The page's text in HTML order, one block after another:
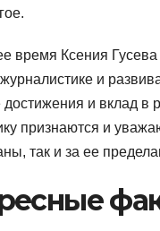
время Ксения
и
достижения и вклад в
признаются и
так и за ее